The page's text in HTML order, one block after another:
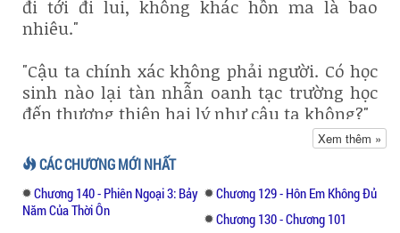
đi tới đi lui, không khác hồn ma là bao
nhiêu."
"Cậu ta chính xác không phải người. Có học
sinh nào lại tàn nhẫn oanh tạc trường học
đến thương thiên hại lý như cậu ta không?"
Thời Ôn đột nhiên tỉnh lại, trên trán đầy mồ
hôi, cả người cũng không ngừng run rẩy.
Cô ngồi dậy, cuộn tròn thân thể, mệt mỏi
Xem thêm »
CÁC CHƯƠNG MỚI NHẤT
Chương 140 - Phiên Ngoại 3: Bảy
Năm Của Thời Ôn
Chương 129 - Hôn Em Không Đủ
Chương 130 - Chương 101